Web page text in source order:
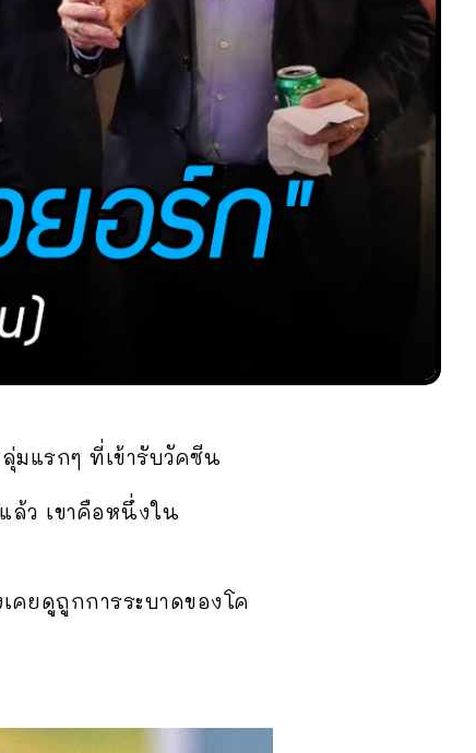
มแรกๆ ที่เข้ารับวัคซีน
ล้ว เขาคือหนึ่งใน
ยดูถูกการระบาดของโค